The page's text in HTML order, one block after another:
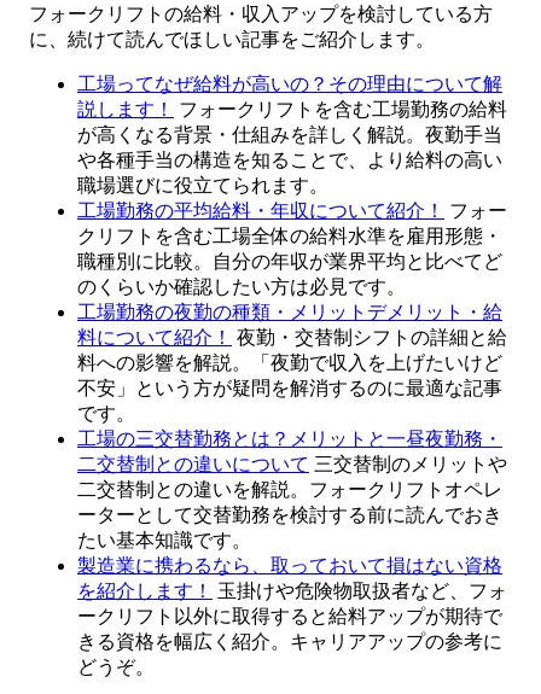
フォークリフトの給料・収入アップを検討している方
に、続けて読んでほしい記事をご紹介します。
工場ってなぜ給料が高いの？その理由について解
説します！
フォークリフトを含む工場勤務の給料
が高くなる背景・仕組みを詳しく解説。夜勤手当
や各種手当の構造を知ることで、より給料の高い
職場選びに役立てられます。
工場勤務の平均給料・年収について紹介！
フォー
クリフトを含む工場全体の給料水準を雇用形態・
職種別に比較。自分の年収が業界平均と比べてど
のくらいか確認したい方は必見です。
工場勤務の夜勤の種類・メリットデメリット・給
料について紹介！
夜勤・交替制シフトの詳細と給
料への影響を解説。「夜勤で収入を上げたいけど
不安」という方が疑問を解消するのに最適な記事
です。
工場の三交替勤務とは？メリットと一昼夜勤務・
二交替制との違いについて 三交替制のメリットや
二交替制との違いを解説。フォークリフトオペレ
ーターとして交替勤務を検討する前に読んでおき
たい基本知識です。
製造業に携わるなら、取っておいて損はない資格
を紹介します！
玉掛けや危険物取扱者など、フォ
ークリフト以外に取得すると給料アップが期待で
きる資格を幅広く紹介。キャリアアップの参考に
どうぞ。